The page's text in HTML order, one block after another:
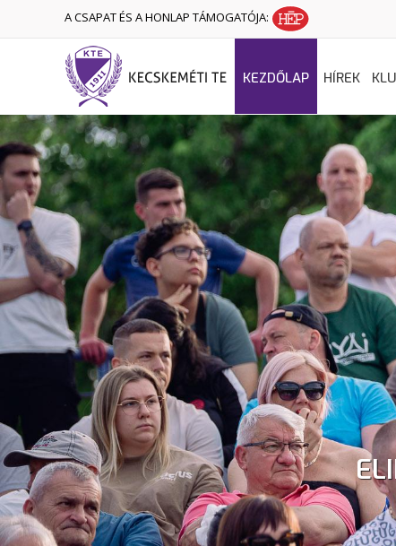
A CSAPAT ÉS A HONLAP TÁMOGATÓJA:
KEZDŐLAP HÍREK